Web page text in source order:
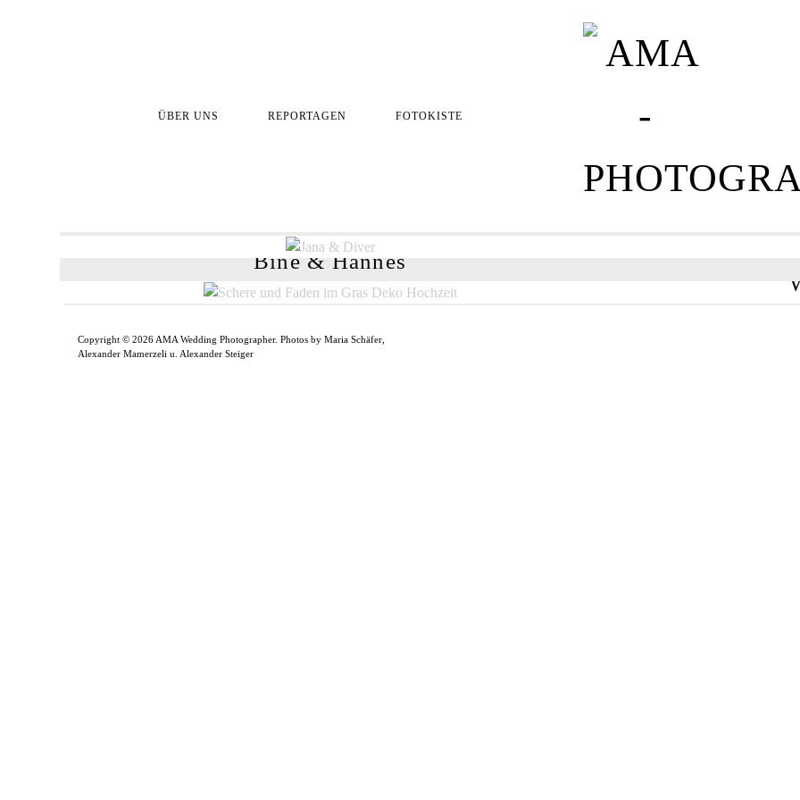
ÜBER UNS REPORTAGEN FOTOKISTE
Sticks, die
[...]
Bine & Hannes
Einblick
Copyright © 2026 AMA Wedding Photographer. Photos by Maria Schäfer,
Alexander Mamerzeli u. Alexander Steiger